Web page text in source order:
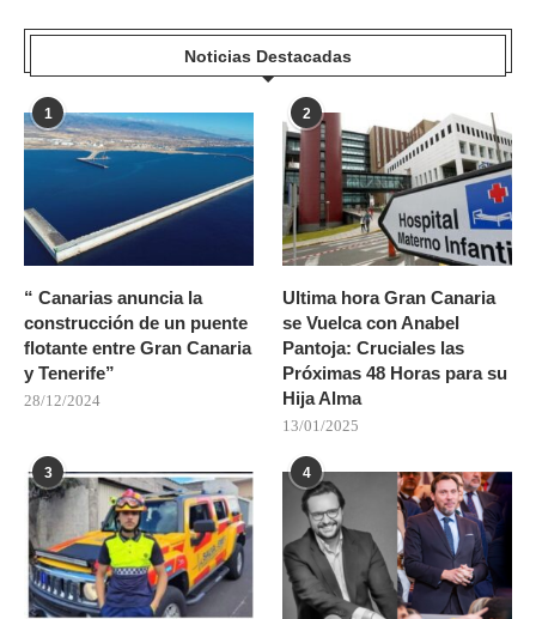
Noticias Destacadas
1
“ Canarias anuncia la
construcción de un puente
flotante entre Gran Canaria
y Tenerife”
28/12/2024
2
Ultima hora Gran Canaria
se Vuelca con Anabel
Pantoja: Cruciales las
Próximas 48 Horas para su
Hija Alma
13/01/2025
3 4